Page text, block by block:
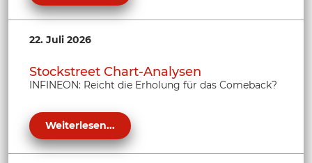
22. Juli 2026
Stockstreet Chart-Analysen
INFINEON: Reicht die Erholung für das Comeback?
Weiterlesen...